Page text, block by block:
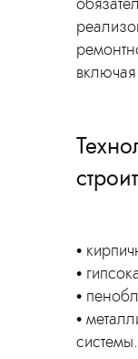
включая
системы.